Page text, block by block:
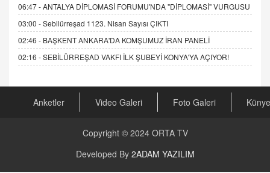
06:47 -ANTALYA DİPLOMASİ FORUMU'NDA "DİPLOMASİ" VURGUSU
03:00 -Sebilürreşad 1123. Nisan Sayısı ÇIKTI
02:46 - BAŞKENT ANKARA'DA KOMŞUMUZ İRAN PANELİ
02:16 -SEBİLÜRREŞAD VAKFI İLK ŞUBEYİ KONYA'YA AÇIYOR!
Anketler Video Galeri Foto Galeri Künye
Copyright © 2024 ORTA TV
Developed By 2ADAM YAZILIM